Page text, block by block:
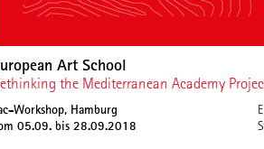
Art School
the Mediterranean Academy
Workshop, Hamburg
05.09. bis 28.09.2018